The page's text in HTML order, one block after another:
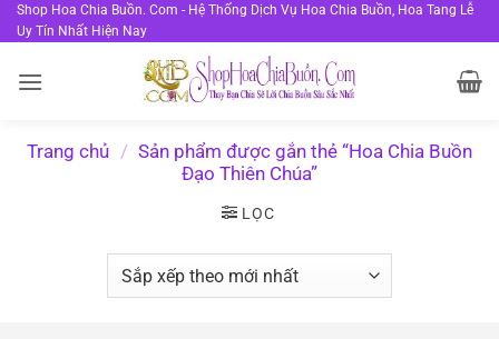
Bỏ
qua
dung
Shop Hoa Chia Buồn. Com - Hệ Thống Dịch Vụ Hoa Chia Buồn, Hoa Tang Lễ
Uy Tín Nhất Hiện Nay
Trang chủ / Sản phẩm được gắn thẻ “Hoa Chia Buồn
Đạo Thiên Chúa”
LỌC